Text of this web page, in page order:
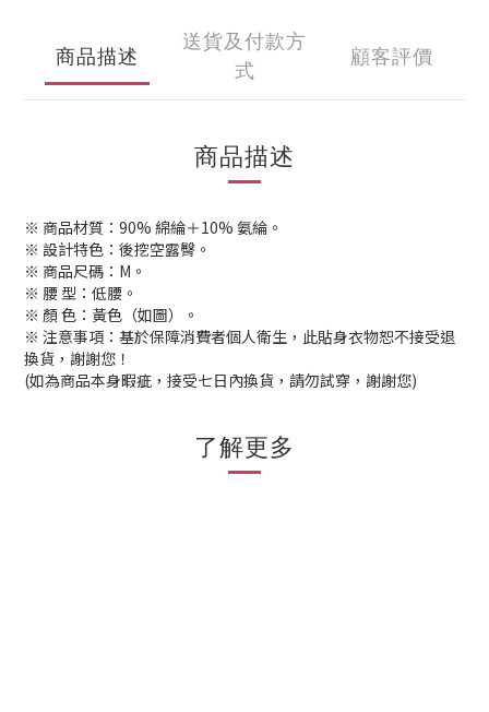
商品描述
送貨及付款方
式
顧客評價
商品描述
※ 商品材質：90% 綿綸＋10% 氨綸。
※ 設計特色：後挖空露臀。
※ 商品尺碼：M。
※ 腰 型：低腰。
※ 顏 色：黃色（如圖）。
※ 注意事項：基於保障消費者個人衛生，此貼身衣物恕不接受退
換貨，謝謝您！
(如為商品本身暇疵，接受七日內換貨，請勿試穿，謝謝您)
了解更多